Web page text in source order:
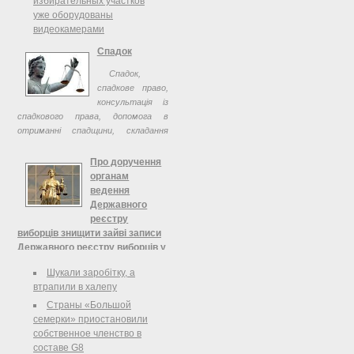
з правом дорадчого голосу.
уже оборудованы
видеокамерами
Спадок
Спадок,
спадкове право,
консультація із
спадкового права, допомога в
отриманні спадщини, складання
Про доручення
органам
ведення
Державного
реєстру
виборців знищити зайві записи
Державного реєстру виборців у
кратного включення виборця
до Державного реєстру
виборців, Центральна виборча
комісія
Про доручення органам ведення
Шукали заробітку, а
втрапили в халепу
Страны «Большой
семерки» приостановили
собственное членство в
составе G8